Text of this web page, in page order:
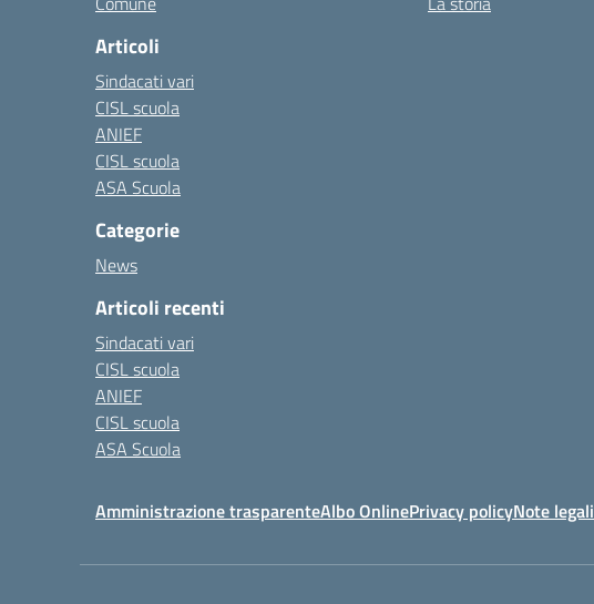
Articoli
Sindacati vari
CISL scuola
ANIEF
CISL scuola
ASA Scuola
Categorie
News
Articoli recenti
Sindacati vari
CISL scuola
ANIEF
CISL scuola
ASA Scuola
Amministrazione trasparenteAlbo OnlinePrivacy policyNote legali